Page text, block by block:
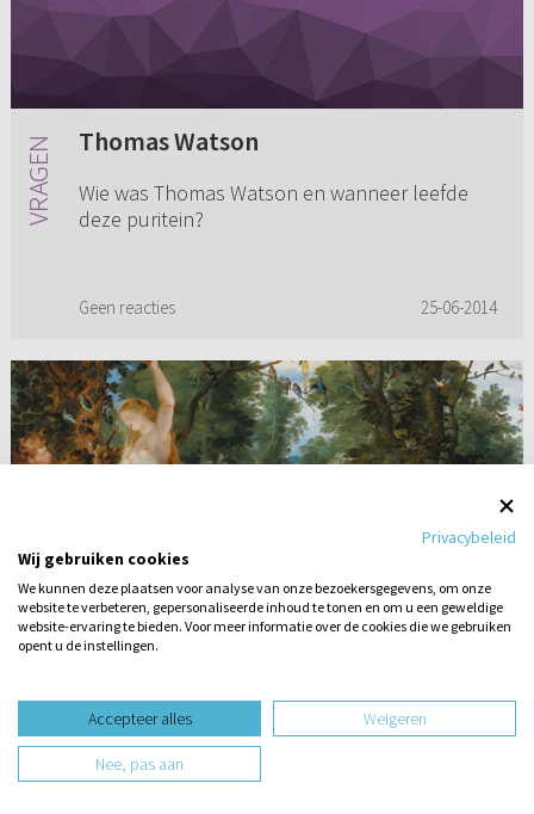
Thomas Watson
Wie was Thomas Watson en wanneer leefde
deze puritein?
Geen reacties 25-06-2014
Oorsprong van huidskleur en rassen
hoe kwam uiteindelijk het verschil in rassen?
Neem nou de huid van een donkere die is heel
anders dan een blanke. Dan zijn er nog
bijvoorbeeld roodhuiden en al...
een vraag
Privacybeleid
Wij gebruiken cookies
We kunnen deze plaatsen voor analyse van onze bezoekersgegevens, om onze
website te verbeteren, gepersonaliseerde inhoud te tonen en om u een geweldige
website-ervaring te bieden. Voor meer informatie over de cookies die we gebruiken
opent u de instellingen.
Accepteer alles Weigeren
Nee, pas aan